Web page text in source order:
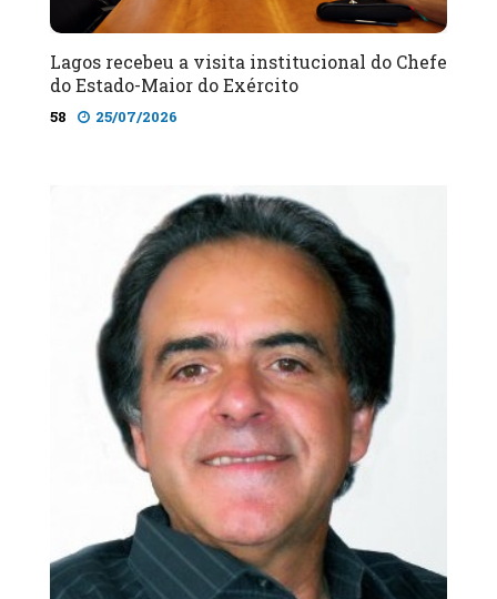
Lagos recebeu a visita institucional do Chefe
do Estado-Maior do Exército
58 25/07/2026